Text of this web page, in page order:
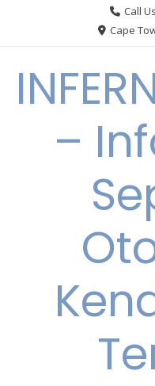
Call
Cape
–